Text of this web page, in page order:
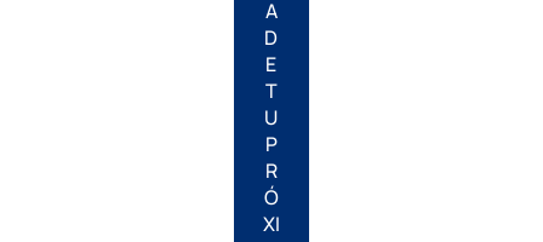
A
D
E
T
U
P
R
Ó
XI